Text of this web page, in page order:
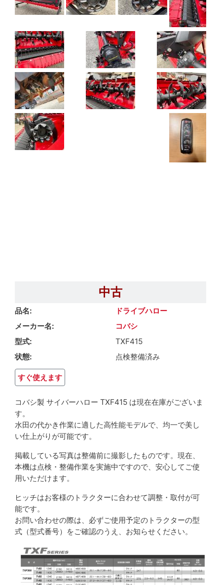
中古
品名
ドライブハロー
メーカー名
コバシ
型式
TXF415
状態
点検整備済み
すぐ使えます
コバシ製 サイバーハロー TXF415 は現在在庫がございま
す。
水田の代かき作業に適した高性能モデルで、均一で美し
い仕上がりが可能です。
掲載している写真は整備前に撮影したものです。現在、
本機は点検・整備作業を実施中ですので、安心してご使
用いただけます。
ヒッチはお客様のトラクターに合わせて調整・取付が可
能です。
お問い合わせの際は、必ずご使用予定のトラクターの型
式（型式番号）をご確認のうえ、お知らせください。